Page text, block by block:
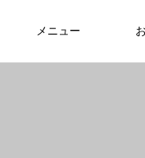
メニュー